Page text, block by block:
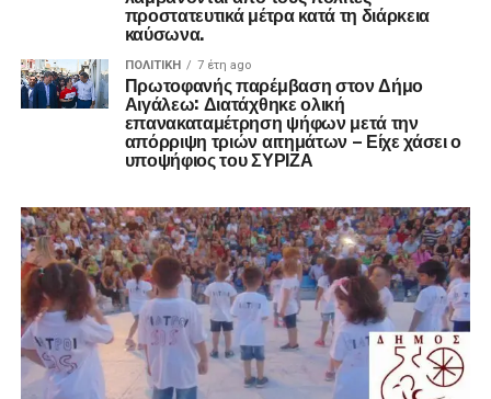
προστατευτικά μέτρα κατά τη διάρκεια
καύσωνα.
ΠΟΛΙΤΙΚΉ 7 έτη ago
Πρωτοφανής παρέμβαση στον Δήμο
Αιγάλεω: Διατάχθηκε ολική
επανακαταμέτρηση ψήφων μετά την
απόρριψη τριών αιτημάτων – Είχε χάσει ο
υποψήφιος του ΣΥΡΙΖΑ